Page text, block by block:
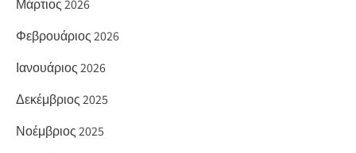
Μάρτιος 2026
Φεβρουάριος 2026
Ιανουάριος 2026
Δεκέμβριος 2025
Νοέμβριος 2025